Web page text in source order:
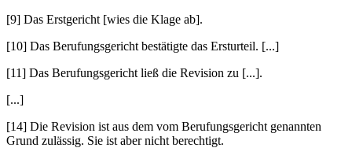
[9] Das Erstgericht [wies die Klage ab].
[10] Das Berufungsgericht bestätigte das Ersturteil. [...]
[11] Das Berufungsgericht ließ die Revision zu [...].
[...]
[14] Die Revision ist aus dem vom Berufungsgericht genannten
Grund zulässig. Sie ist aber nicht berechtigt.